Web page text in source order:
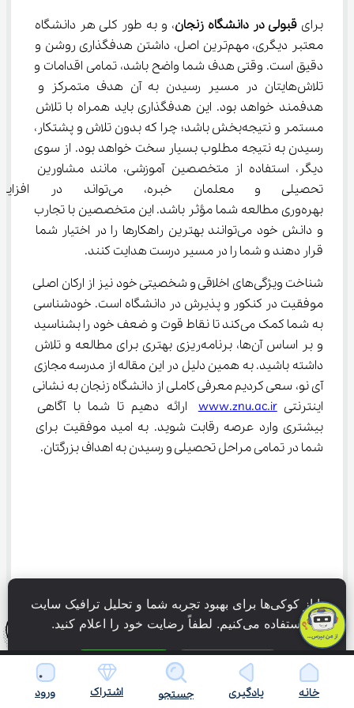
برای قبولی در دانشگاه زنجان، و به طور کلی هر دانشگاه
معتبر دیگری، مهم‌ترین اصل، داشتن هدفگذاری روشن و
دقیق است. وقتی هدف شما واضح باشد، تمامی اقدامات و
تلاش‌هایتان در مسیر رسیدن به آن هدف متمرکز و
هدفمند خواهد بود. این هدفگذاری باید همراه با تلاش
مستمر و نتیجه‌بخش باشد؛ چرا که بدون تلاش و پشتکار،
رسیدن به نتیجه مطلوب بسیار سخت خواهد بود. از سوی
دیگر، استفاده از متخصصین آموزشی، مانند مشاورین
تحصیلی و معلمان خبره،
بهره‌وری مطالعه شما مؤثر باشد. این متخصصین با تجارب
و دانش خود می‌توانند بهترین راهکارها را در اختیار شما
قرار دهند و شما را در مسیر درست هدایت کنند.
شناخت ویژگی‌های اخلاقی و شخصیتی خود نیز از ارکان اصلی
موفقیت در کنکور و پذیرش در دانشگاه است. خودشناسی
به شما کمک می‌کند تا نقاط قوت و ضعف خود را بشناسید
و بر اساس آن‌ها، برنامه‌ریزی بهتری برای مطالعه و تلاش
داشته باشید. به همین دلیل در این مقاله از مدرسه مجازی
آی ‌نو، سعی کردیم معرفی کاملی از دانشگاه زنجان به نشانی
اینترنتی www.znu.ac.ir ارائه دهیم تا شما با آگاهی
بیشتری وارد عرصه رقابت شوید. به امید موفقیت برای
شما در تمامی مراحل تحصیلی و رسیدن به اهداف بزرگتان.
خانه یادگیری جستجو اشتراک ورود
ما از کوکی‌ها برای بهبود تجربه شما و تحلیل ترافیک سایت
استفاده می‌کنیم. لطفاً رضایت خود را اعلام کنید.
فقط ضروری پذیرش همه